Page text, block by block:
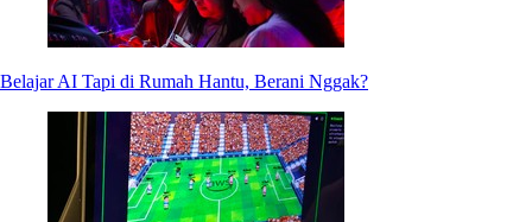
Belajar AI Tapi di Rumah Hantu, Berani Nggak?